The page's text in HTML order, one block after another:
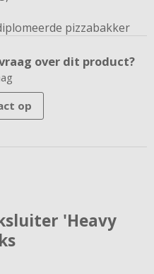
pizzabakker
over dit product?
op
'Heavy